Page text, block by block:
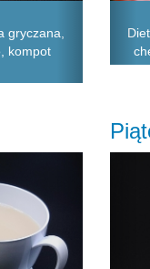
gryczana,
kompot